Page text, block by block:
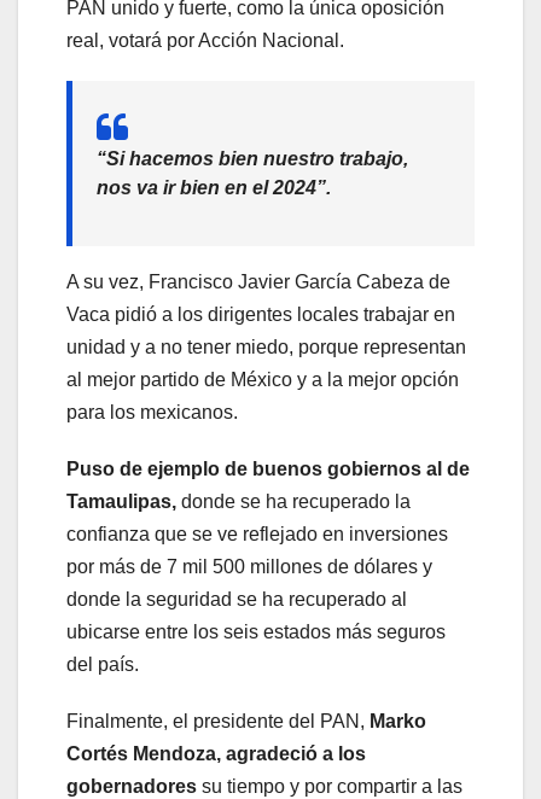
PAN unido y fuerte, como la única oposición
real, votará por Acción Nacional.
“Si hacemos bien nuestro trabajo,
nos va ir bien en el 2024”.
A su vez, Francisco Javier García Cabeza de
Vaca pidió a los dirigentes locales trabajar en
unidad y a no tener miedo, porque representan
al mejor partido de México y a la mejor opción
para los mexicanos.
Puso de ejemplo de buenos gobiernos al de
Tamaulipas, donde se ha recuperado la
confianza que se ve reflejado en inversiones
por más de 7 mil 500 millones de dólares y
donde la seguridad se ha recuperado al
ubicarse entre los seis estados más seguros
del país.
Finalmente, el presidente del PAN, Marko
Cortés Mendoza, agradeció a los
gobernadores su tiempo y por compartir a las